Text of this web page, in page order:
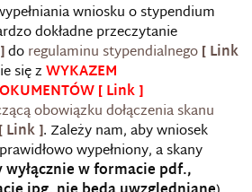
wniosku o stypendium
dokładne przeczytanie
doregulaminu stypendialnego
się zWYKAZEM
obowiązku dołączenia skanu
. Zależy nam, aby wniosek
wypełniony, a skany
w formacie pdf.,